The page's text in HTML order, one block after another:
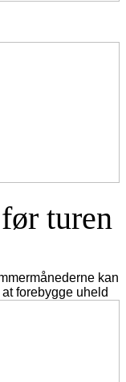
turen
kan
forebygge uheld